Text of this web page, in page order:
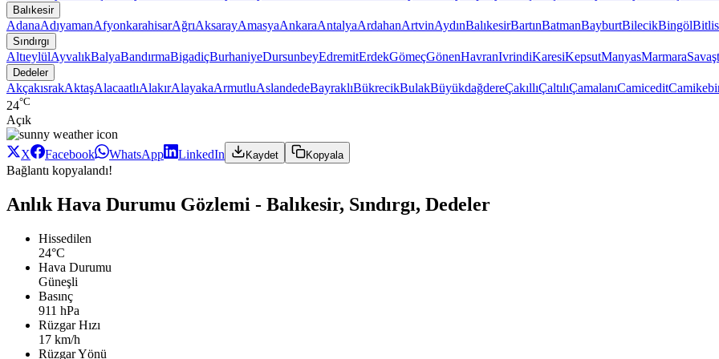
Balıkesir
AdanaAdıyamanAfyonkarahisarAğrıAksarayAmasyaAnkaraAntalyaArdahanArtvinAydınBalıkesirBartınBatmanBayburtBilecikBingölBitlis
Sındırgı
AltıeylülAyvalıkBalyaBandırmaBigadiçBurhaniyeDursunbeyEdremitErdekGömeçGönenHavranIvrindiKaresiKepsutManyasMarmara
Dedeler
AkçakısrakAktaşAlacaatlıAlakırAlayakaArmutluAslandedeBayraklıBükrecikBulakBüyükdağdereÇakıllıÇaltılıÇamalanıCamicedit
24°C
Açık
X Facebook WhatsApp LinkedIn Kaydet Kopyala
Bağlantı kopyalandı!
Anlık Hava Durumu Gözlemi - Balıkesir, Sındırgı, Dedeler
Hissedilen
24°C
Hava Durumu
Güneşli
Basınç
911 hPa
Rüzgar Hızı
17 km/h
Rüzgar Yönü